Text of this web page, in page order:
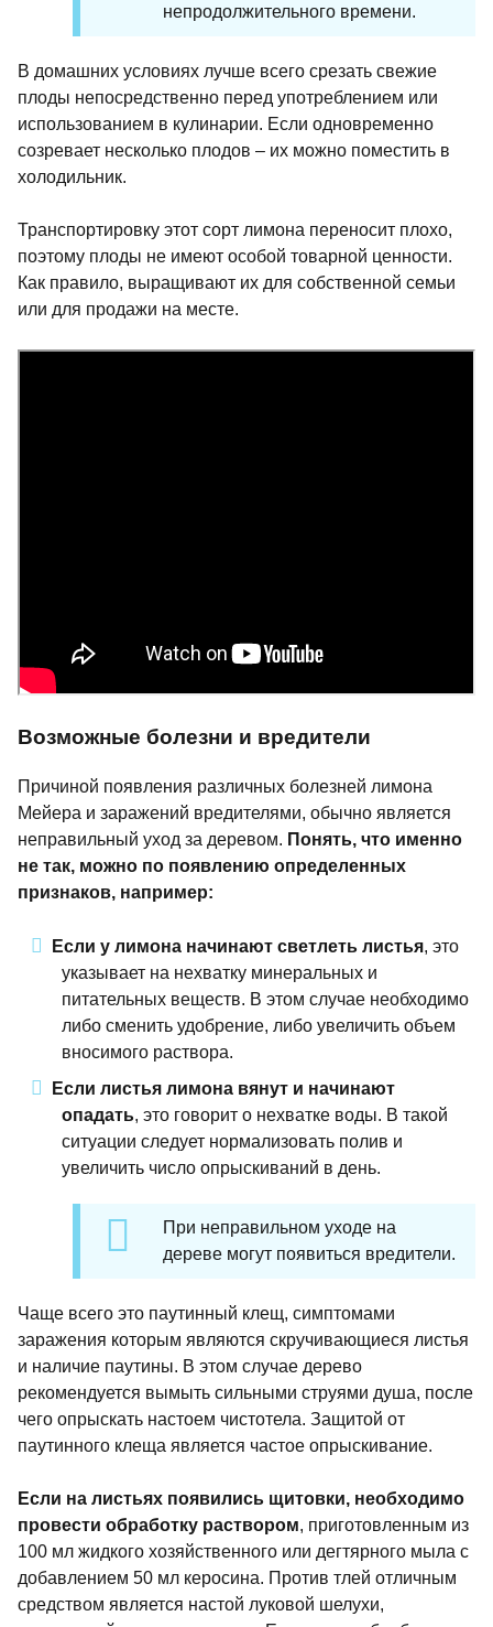
непродолжительного времени.
В домашних условиях лучше всего срезать свежие
плоды непосредственно перед употреблением или
использованием в кулинарии. Если одновременно
созревает несколько плодов – их можно поместить в
холодильник.
Транспортировку этот сорт лимона переносит плохо,
поэтому плоды не имеют особой товарной ценности.
Как правило, выращивают их для собственной семьи
или для продажи на месте.
Возможные болезни и вредители
Причиной появления различных болезней лимона
Мейера и заражений вредителями, обычно является
неправильный уход за деревом. Понять, что именно
не так, можно по появлению определенных
признаков, например:
Если у лимона начинают светлеть листья, это
указывает на нехватку минеральных и
питательных веществ. В этом случае необходимо
либо сменить удобрение, либо увеличить объем
вносимого раствора.
Если листья лимона вянут и начинают
опадать, это говорит о нехватке воды. В такой
ситуации следует нормализовать полив и
увеличить число опрыскиваний в день.
При неправильном уходе на
дереве могут появиться вредители.
Чаще всего это паутинный клещ, симптомами
заражения которым являются скручивающиеся листья
и наличие паутины. В этом случае дерево
рекомендуется вымыть сильными струями душа, после
чего опрыскать настоем чистотела. Защитой от
паутинного клеща является частое опрыскивание.
Если на листьях появились щитовки, необходимо
провести обработку раствором, приготовленным из
100 мл жидкого хозяйственного или дегтярного мыла с
добавлением 50 мл керосина. Против тлей отличным
средством является настой луковой шелухи,